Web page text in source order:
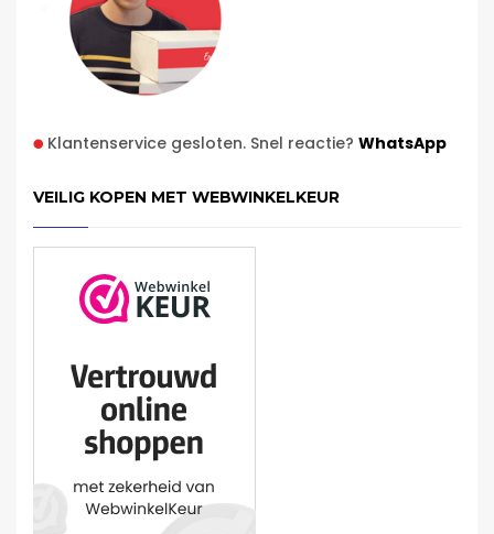
Klantenservice gesloten. Snel reactie? WhatsApp
VEILIG KOPEN MET WEBWINKELKEUR